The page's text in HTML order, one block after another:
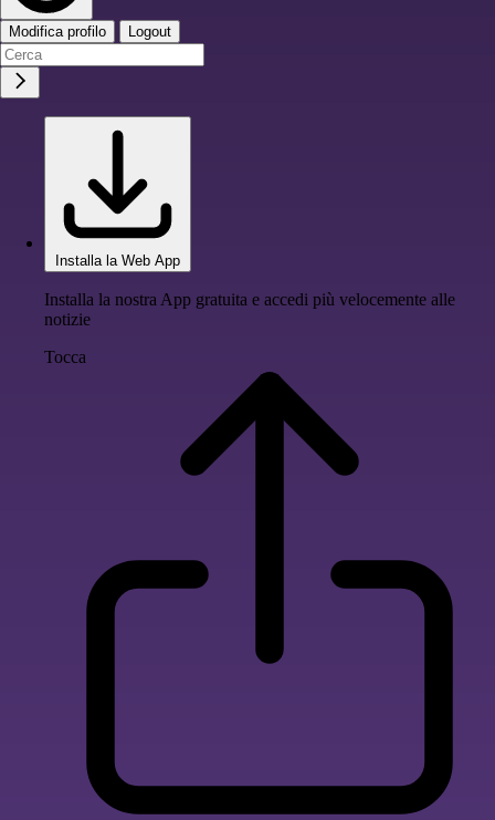
Modifica profilo Logout
Installa la Web App
Installa la nostra App gratuita e accedi più velocemente alle
notizie
Tocca